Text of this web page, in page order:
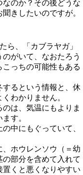
のか？その後どうな
きしたいのですが。
ら、「カブラヤガ」
がいて、なおたろう
っちの可能性もある
るという情報と、休
わかりません。
は、気温にもよりま
す。
中にもぐっていて、
ホウレンソウ（＝幼
部分を含めて入れて
くと悪くなりやすい